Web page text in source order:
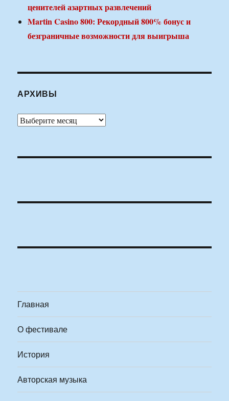
ценителей азартных развлечений
Martin Casino 800: Рекордный 800% бонус и
безграничные возможности для выигрыша
АРХИВЫ
Архивы
Главная
О фестивале
История
Авторская музыка